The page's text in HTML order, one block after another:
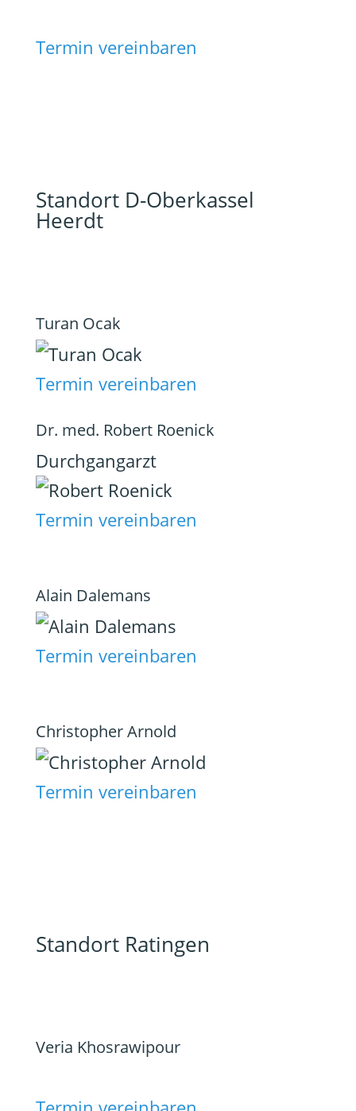
Termin vereinbaren
Standort D-Oberkassel
Heerdt
Turan Ocak
Termin vereinbaren
Dr. med. Robert Roenick
Durchgangarzt
Termin vereinbaren
Alain Dalemans
Termin vereinbaren
Christopher Arnold
Termin vereinbaren
Standort Ratingen
Veria Khosrawipour